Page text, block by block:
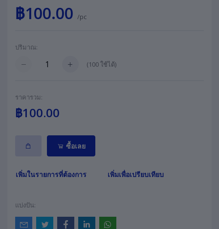
฿100.00 /pc
ปริมาณ:
(100ใช้ได้)
ราคารวม:
฿100.00
ซื้อเลย
เพิ่มในรายการที่ต้องการ เพิ่มเพื่อเปรียบเทียบ
แบ่งปัน: